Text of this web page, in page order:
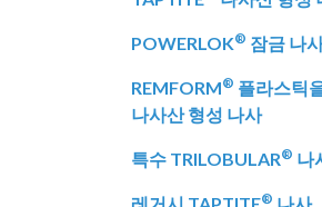
POWERLOK® 잠금 나
REMFORM® 플라스틱
나사산 형성 나사
특수 TRILOBULAR® 나
®